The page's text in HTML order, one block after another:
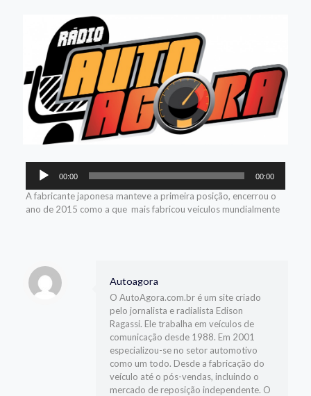
Tocador
áudio
00:00 00:00
A fabricante japonesa manteve a primeira posição, encerrou o
ano de 2015 como a que mais fabricou veículos mundialmente
Autoagora
O AutoAgora.com.br é um site criado
pelo jornalista e radialista Edison
Ragassi. Ele trabalha em veículos de
comunicação desde 1988. Em 2001
especializou-se no setor automotivo
como um todo. Desde a fabricação do
veículo até o pós-vendas, incluindo o
mercado de reposição independente. O